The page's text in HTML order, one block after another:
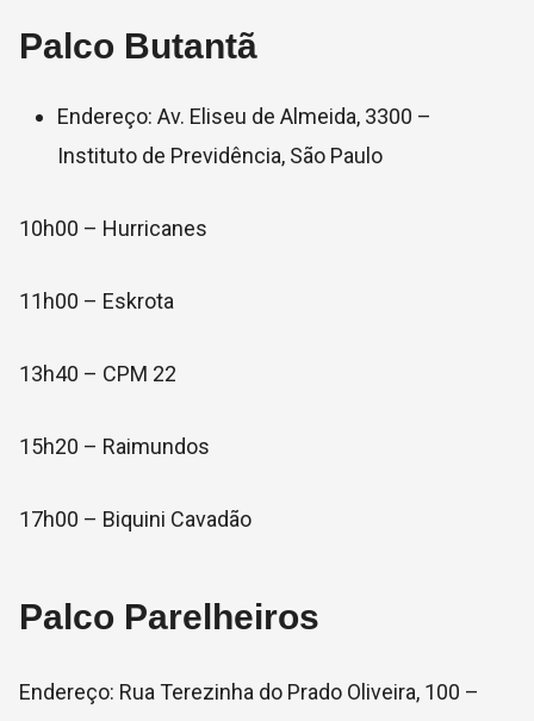
Palco Butantã
Endereço: Av. Eliseu de Almeida, 3300 –
Instituto de Previdência, São Paulo
10h00 – Hurricanes
11h00 – Eskrota
13h40 – CPM 22
15h20 – Raimundos
17h00 – Biquini Cavadão
Palco Parelheiros
Endereço: Rua Terezinha do Prado Oliveira, 100 –